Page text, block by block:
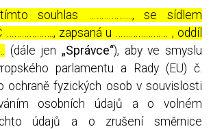
souhlas ……………..., se sídlem
………………., zapsaná u ………………… , oddíl
(dále jen „Správce“), aby ve smyslu
parlamentu a Rady (EU) č.
ochraně fyzických osob v souvislosti
osobních údajů a o volném
údajů a o zrušení směrnice